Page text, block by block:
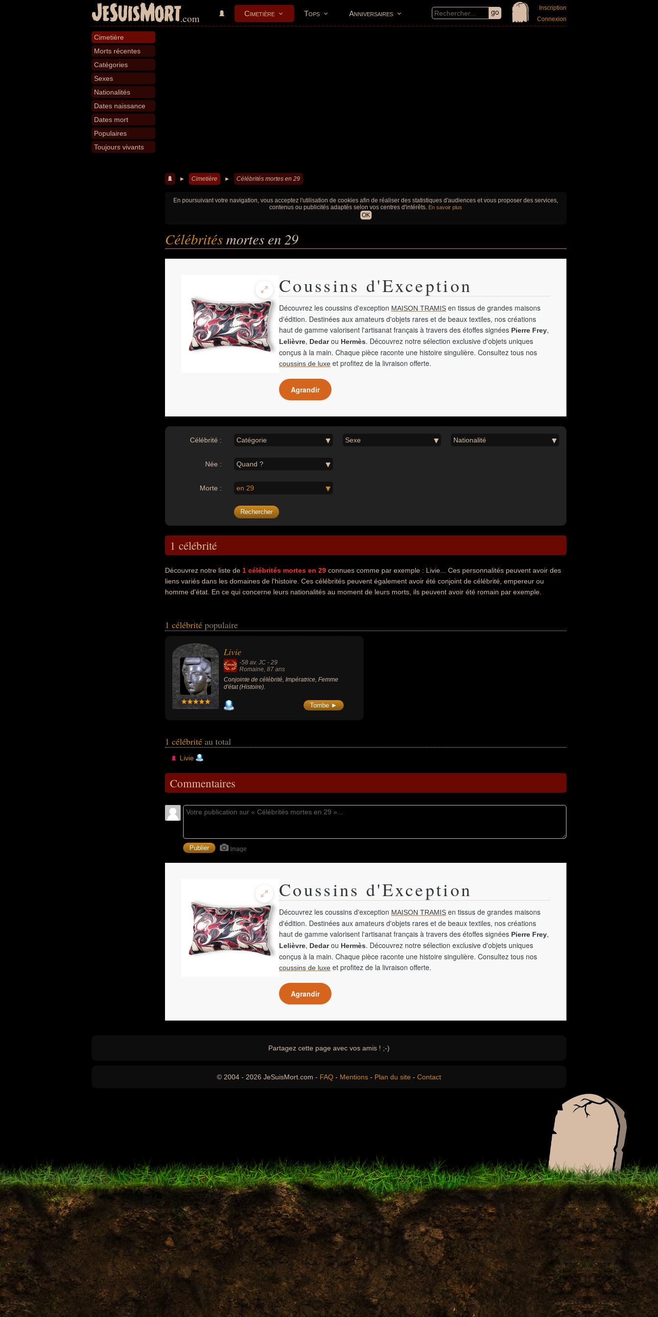
JeSuisMort.com Cimetière Tops Anniversaires
Inscription
Connexion
Cimetière
Morts récentes
Catégories
Sexes
Nationalités
Dates naissance
Dates mort
Populaires
Toujours vivants
► Cimetière ► Célébrités mortes en 29
En poursuivant votre navigation, vous acceptez l'utilisation de cookies afin de réaliser des statistiques d'audiences et vous proposer des services,
contenus ou publicités adaptés selon vos centres d'intérêts. En savoir plus
OK
Célébritésmortes en 29
Coussins d'Exception
Découvrez les coussins d'exception MAISON TRAMIS en tissus de grandes maisons
d'édition. Destinées aux amateurs d'objets rares et de beaux textiles, nos créations
haut de gamme valorisent l'artisanat français à travers des étoffes signées Pierre Frey,
Lelièvre, Dedarou Hermès. Découvrez notre sélection exclusive d'objets uniques
conçus à la main. Chaque pièce raconte une histoire singulière. Consultez tous nos
coussins de luxe et profitez de la livraison offerte.
Agrandir
Célébrité : Catégorie Sexe Nationalité
Née : Quand ?
Morte : en 29
1 célébrité
Découvrez notre liste de 1 célébrités mortes en 29 connues comme par exemple : Livie... Ces personnalités peuvent avoir des
liens variés dans les domaines de l'histoire. Ces célébrités peuvent également avoir été conjoint de célébrité, empereur ou
homme d'état. En ce qui concerne leurs nationalités au moment de leurs morts, ils peuvent avoir été romain par exemple.
1 célébrité populaire
Livie
-58 av. JC - 29
Romaine, 87 ans
Conjointe de célébrité, Impératrice, Femme
d'état (Histoire).
Tombe ►
1 célébrité au total
Livie
Commentaires
Image
Coussins d'Exception
Découvrez les coussins d'exception MAISON TRAMIS en tissus de grandes maisons
d'édition. Destinées aux amateurs d'objets rares et de beaux textiles, nos créations
haut de gamme valorisent l'artisanat français à travers des étoffes signées Pierre Frey,
Lelièvre, Dedarou Hermès. Découvrez notre sélection exclusive d'objets uniques
conçus à la main. Chaque pièce raconte une histoire singulière. Consultez tous nos
coussins de luxe et profitez de la livraison offerte.
Agrandir
Partagez cette page avec vos amis ! ;-)
© 2004 - 2026 JeSuisMort.com - FAQ - Mentions - Plan du site - Contact